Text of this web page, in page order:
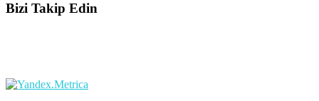
Bizi Takip Edin